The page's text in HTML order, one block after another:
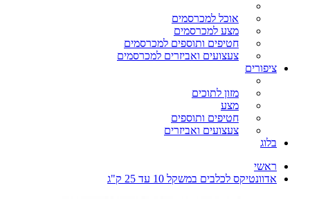
אוכל למכרסמים
מצע למכרסמים
חטיפים ותוספים למכרסמים
צעצועים ואביזרים למכרסמים
ציפורים
מזון לתוכים
מצע
חטיפים ותוספים
צעצועים ואביזרים
בלוג
ראשי
אדוונטיקס לכלבים במשקל 10 עד 25 ק"ג